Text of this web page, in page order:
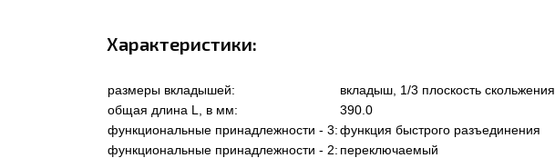
Характеристики:
размеры вкладышей:
вкладыш, 1/3 плоскость скольжения
общая длина L, в мм:
390.0
функциональные принадлежности - 3:функция быстрого разъединения
функциональные принадлежности - 2: переключаемый